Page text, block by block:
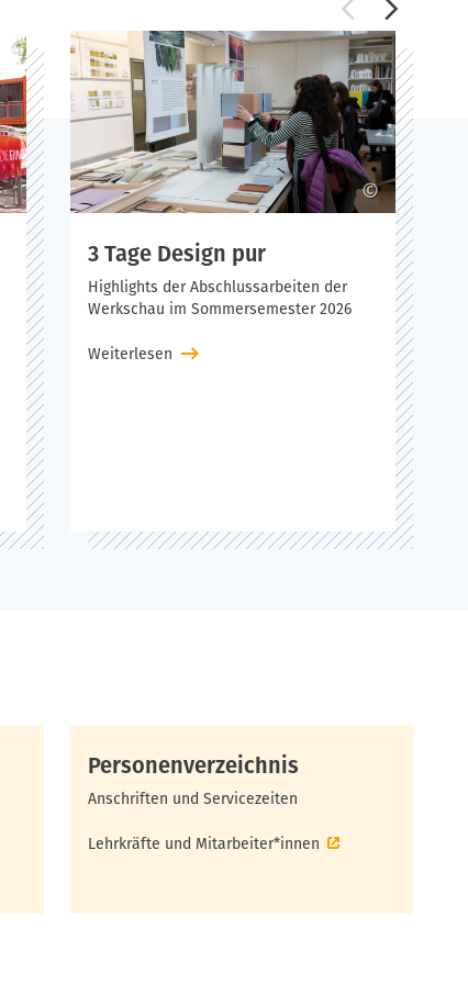
der heute die Studienabschlüsse Bachelor of Arts
bietet die Fakultät ein vielfältiges und
dass wir sie rundum gut ausbilden.
©
3 Tage Design pur
Highlights der Abschlussarbeiten der
Werkschau im Sommersemester 2026
Weiterlesen
Personenverzeichnis
Anschriften und Servicezeiten
Lehrkräfte und Mitarbeiter*innen